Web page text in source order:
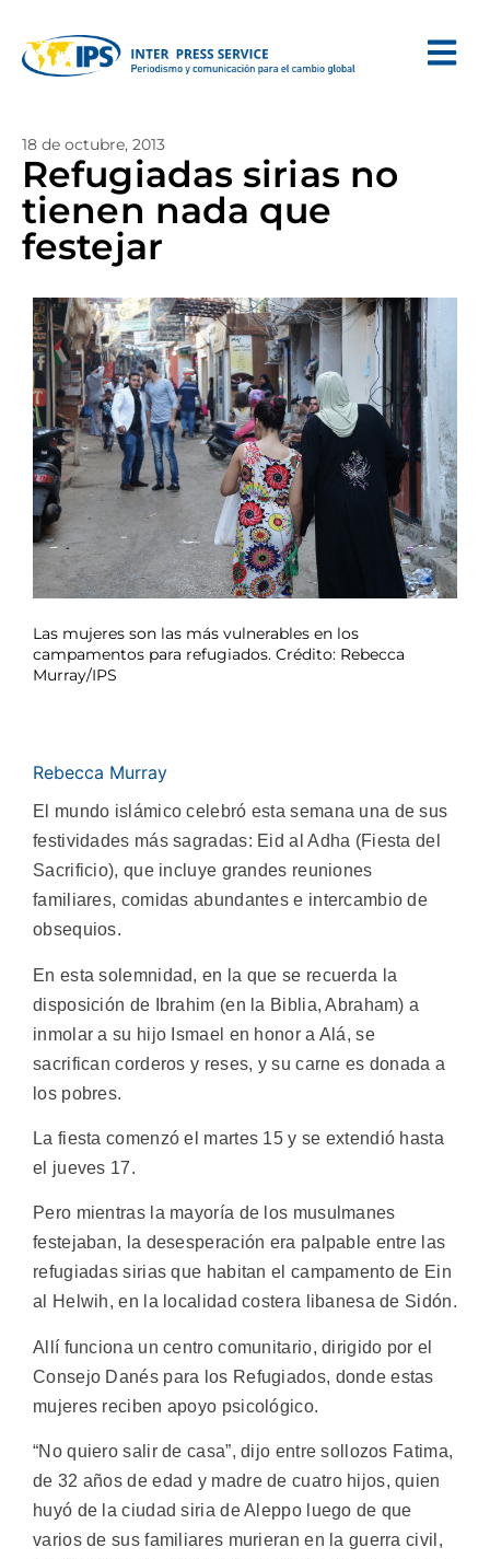
18 de octubre, 2013
Refugiadas sirias no
tienen nada que
festejar
Las mujeres son las más vulnerables en los
campamentos para refugiados. Crédito: Rebecca
Murray/IPS
Rebecca Murray
El mundo islámico celebró esta semana una de sus
festividades más sagradas: Eid al Adha (Fiesta del
Sacrificio), que incluye grandes reuniones
familiares, comidas abundantes e intercambio de
obsequios.
En esta solemnidad, en la que se recuerda la
disposición de Ibrahim (en la Biblia, Abraham) a
inmolar a su hijo Ismael en honor a Alá, se
sacrifican corderos y reses, y su carne es donada a
los pobres.
La fiesta comenzó el martes 15 y se extendió hasta
el jueves 17.
Pero mientras la mayoría de los musulmanes
festejaban, la desesperación era palpable entre las
refugiadas sirias que habitan el campamento de Ein
al Helwih, en la localidad costera libanesa de Sidón.
Allí funciona un centro comunitario, dirigido por el
Consejo Danés para los Refugiados, donde estas
mujeres reciben apoyo psicológico.
“No quiero salir de casa”, dijo entre sollozos Fatima,
de 32 años de edad y madre de cuatro hijos, quien
huyó de la ciudad siria de Aleppo luego de que
varios de sus familiares murieran en la guerra civil,